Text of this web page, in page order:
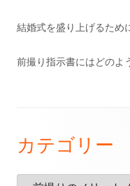
結婚式を盛り上げるため
前撮り指示書にはどのよ
ッ
タ
カテゴリー